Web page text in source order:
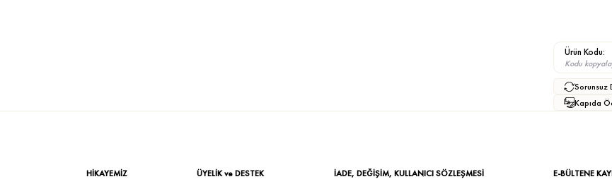
Ürün Kodu:
Kodu
Sorunsuz
Kapıda
HİKAYEMİZ ÜYELİK ve DESTEK İADE, DEĞİŞİM, KULLANICI SÖZLEŞMESİ E-BÜLTENE